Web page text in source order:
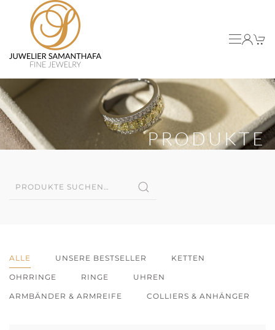
Skip to main content
PRODUKTE
ALLE UNSERE BESTSELLER KETTEN
OHRRINGE RINGE UHREN
ARMBÄNDER & ARMREIFE COLLIERS & ANHÄNGER